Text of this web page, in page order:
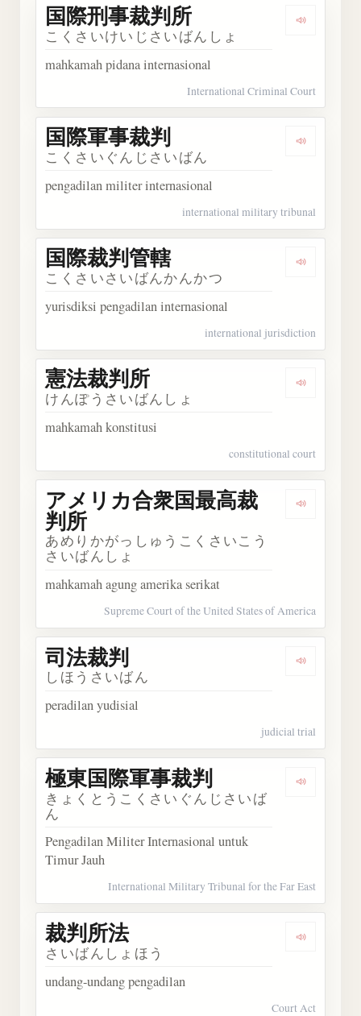
国際刑事裁判所
こくさいけいじさいばんしょ
mahkamah pidana internasional
International Criminal Court
国際軍事裁判
こくさいぐんじさいばん
pengadilan militer internasional
international military tribunal
国際裁判管轄
こくさいさいばんかんかつ
yurisdiksi pengadilan internasional
international jurisdiction
憲法裁判所
けんぽうさいばんしょ
mahkamah konstitusi
constitutional court
アメリカ合衆国最高裁
判所
あめりかがっしゅうこくさいこう
さいばんしょ
mahkamah agung amerika serikat
Supreme Court of the United States of America
司法裁判
しほうさいばん
peradilan yudisial
judicial trial
極東国際軍事裁判
きょくとうこくさいぐんじさいば
ん
Pengadilan Militer Internasional untuk
Timur Jauh
International Military Tribunal for the Far East
裁判所法
さいばんしょほう
undang-undang pengadilan
Court Act